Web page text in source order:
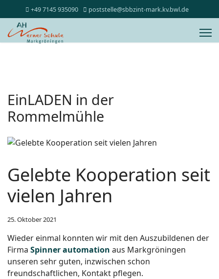
+49 7145 935090 poststelle@sbbzint-mark.kv.bwl.de
EinLADEN in der
Rommelmühle
Gelebte Kooperation seit
vielen Jahren
25. Oktober 2021
Wieder einmal konnten wir mit den Auszubildenen der
Firma Spinner automation aus Markgröningen
unseren sehr guten, inzwischen schon
freundschaftlichen, Kontakt pflegen.